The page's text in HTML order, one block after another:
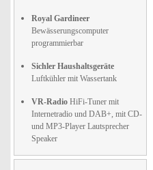
Royal Gardineer
Bewässerungscomputer
programmierbar
Sichler Haushaltsgeräte
Luftkühler mit Wassertank
VR-Radio HiFi-Tuner mit
Internetradio und DAB+, mit CD-
und MP3-Player Lautsprecher
Speaker